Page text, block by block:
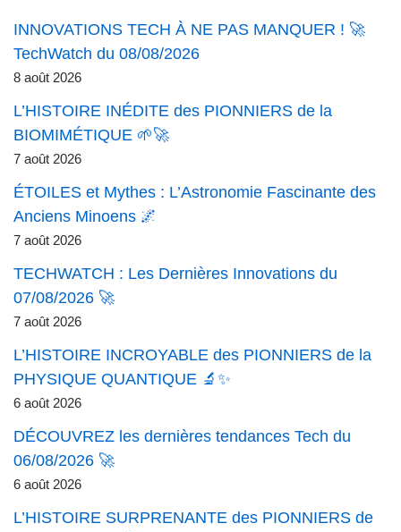
INNOVATIONS TECH À NE PAS MANQUER ! 🚀
TechWatch du 08/08/2026
8 août 2026
L’HISTOIRE INÉDITE des PIONNIERS de la
BIOMIMÉTIQUE 🌱🚀
7 août 2026
ÉTOILES et Mythes : L’Astronomie Fascinante des
Anciens Minoens 🌌
7 août 2026
TECHWATCH : Les Dernières Innovations du
07/08/2026 🚀
7 août 2026
L’HISTOIRE INCROYABLE des PIONNIERS de la
PHYSIQUE QUANTIQUE 🔬✨
6 août 2026
DÉCOUVREZ les dernières tendances Tech du
06/08/2026 🚀
6 août 2026
L’HISTOIRE SURPRENANTE des PIONNIERS de